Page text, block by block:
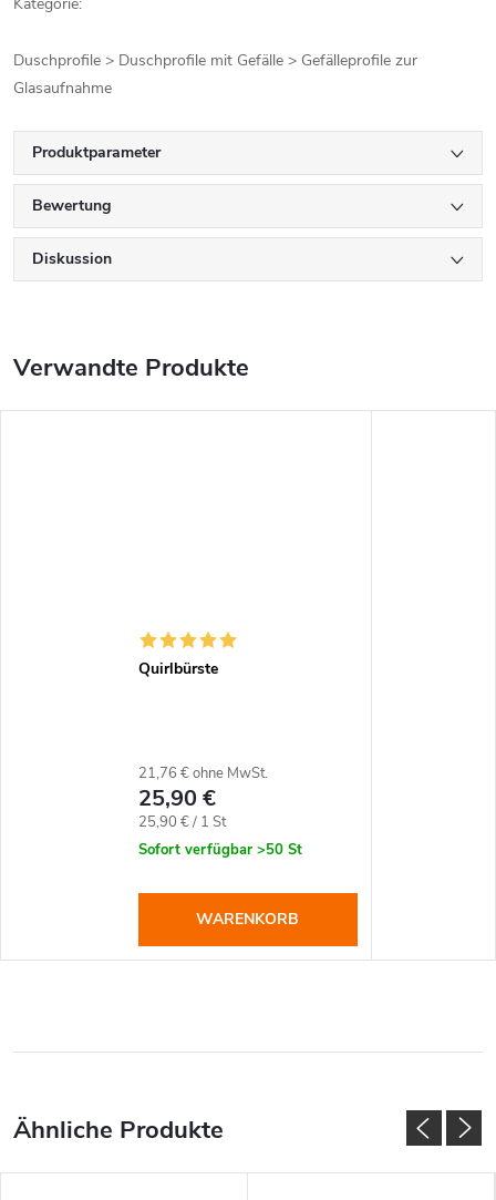
Duschprofile > Duschprofile mit Gefälle > Gefälleprofile zur
Glasaufnahme
Produktparameter
Bewertung
Diskussion
Verwandte Produkte
Quirlbürste
21,76 € ohne MwSt.
25,90 €
Verkaufspreis:
25,90 € / 1 St
Sofort verfügbar >50 St
WARENKORB